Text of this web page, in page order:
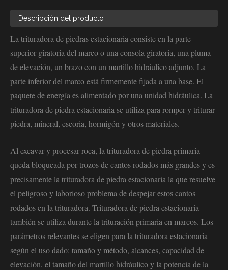
Descripción del producto
La trituradora de piedras estacionaria consiste en la parte
superior giratoria del marco o una consola giratoria, una pluma
de elevación, un brazo con un martillo hidráulico adjunto. La
parte inferior del marco está firmemente fijada a una base. El
paquete de energía es alimentado por una unidad hidráulica. La
trituradora de piedra estacionaria se utiliza para romper y triturar
piedra, mineral, escoria, hormigón y otros materiales.
Al excavar y procesar roca, la trituradora de piedra primaria
queda bloqueada por trozos de cantos rodados más grandes y es
precisamente la trituradora de piedra estacionaria la que resuelve
el peligroso y laborioso problema de despejar estos cantos
rodados en la trituradora. Trituradora de piedra estacionaria
también se utiliza durante la trituración primaria en marcos. Los
parámetros relevantes se eligen para la trituradora estacionaria
según el uso dado: tamaño y método, alcances, capacidad de
elevación, el tamaño del martillo hidráulico y la potencia de la